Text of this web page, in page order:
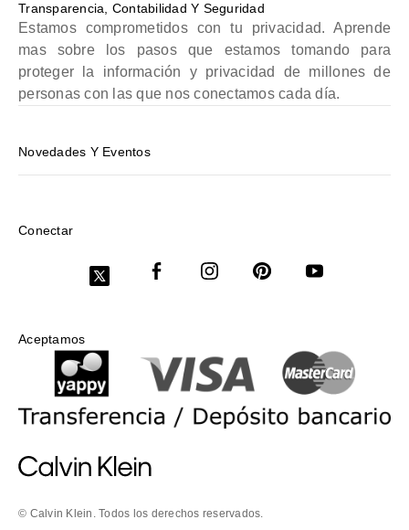
Transparencia, Contabilidad Y Seguridad
Estamos comprometidos con tu privacidad. Aprende
mas sobre los pasos que estamos tomando para
proteger la información y privacidad de millones de
personas con las que nos conectamos cada día.
Novedades Y Eventos
Conectar
Aceptamos
© Calvin Klein. Todos los derechos reservados.